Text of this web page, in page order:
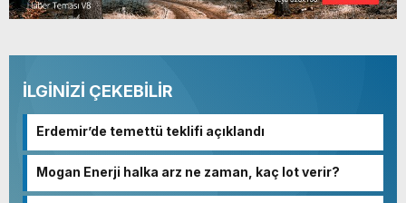
İLGİNİZİ ÇEKEBİLİR
Erdemir’de temettü teklifi açıklandı
Mogan Enerji halka arz ne zaman, kaç lot verir?